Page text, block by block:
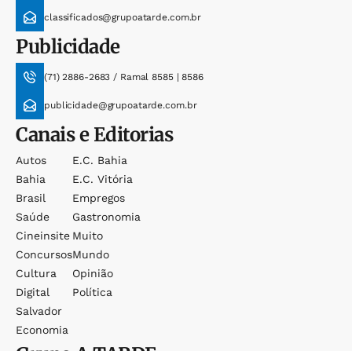
classificados@grupoatarde.com.br
Publicidade
(71) 2886-2683 / Ramal 8585 | 8586
publicidade@grupoatarde.com.br
Canais e Editorias
Autos
Bahia
Brasil
Saúde
Cineinsite
Concursos
Cultura
Digital
Salvador
Economia
E.c. Bahia
E.c. Vitória
Empregos
Gastronomia
Muito
Mundo
Opinião
Política